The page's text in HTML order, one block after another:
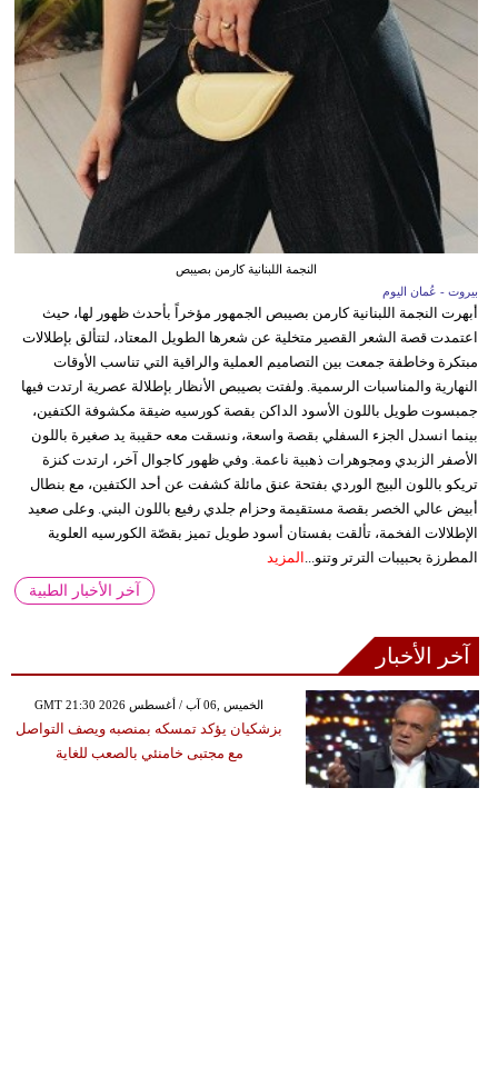
النجمة اللبنانية كارمن بصيبص
بيروت - عُمان اليوم
أبهرت النجمة اللبنانية كارمن بصيبص الجمهور مؤخراً بأحدث ظهور لها، حيث
اعتمدت قصة الشعر القصير متخلية عن شعرها الطويل المعتاد، لتتألق بإطلالات
مبتكرة وخاطفة جمعت بين التصاميم العملية والراقية التي تناسب الأوقات
النهارية والمناسبات الرسمية. ولفتت بصيبص الأنظار بإطلالة عصرية ارتدت فيها
جمبسوت طويل باللون الأسود الداكن بقصة كورسيه ضيقة مكشوفة الكتفين،
بينما انسدل الجزء السفلي بقصة واسعة، ونسقت معه حقيبة يد صغيرة باللون
الأصفر الزبدي ومجوهرات ذهبية ناعمة. وفي ظهور كاجوال آخر، ارتدت كنزة
تريكو باللون البيج الوردي بفتحة عنق مائلة كشفت عن أحد الكتفين، مع بنطال
أبيض عالي الخصر بقصة مستقيمة وحزام جلدي رفيع باللون البني. وعلى صعيد
الإطلالات الفخمة، تألقت بفستان أسود طويل تميز بقصّة الكورسيه العلوية
المطرزة بحبيبات الترتر وتنو... المزيد
آخر الأخبار الطبية
آخر الأخبار
GMT 21:30 2026 الخميس ,06 آب / أغسطس
بزشكيان يؤكد تمسكه بمنصبه ويصف التواصل
مع مجتبى خامنئي بالصعب للغاية